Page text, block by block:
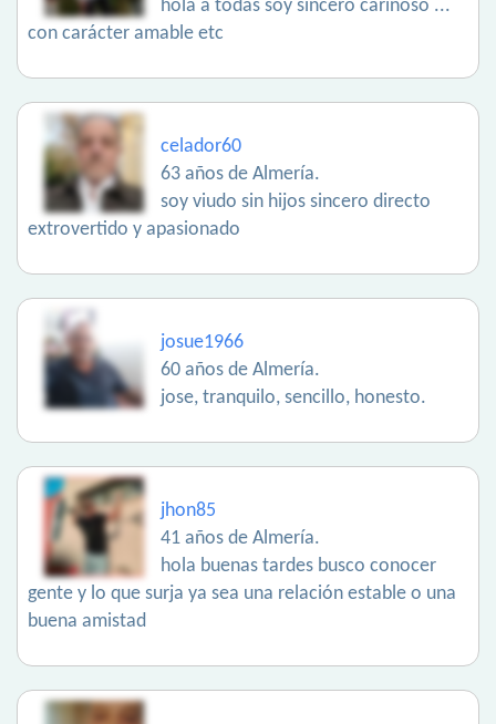
hola a todas soy sincero cariñoso ...
con carácter amable etc
celador60
63 años de Almería.
soy viudo sin hijos sincero directo
extrovertido y apasionado
josue1966
60 años de Almería.
jose, tranquilo, sencillo, honesto.
jhon85
41 años de Almería.
hola buenas tardes busco conocer
gente y lo que surja ya sea una relación estable o una
buena amistad